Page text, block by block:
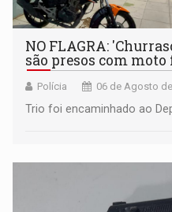
NO FLAGRA:
são presos com
Polícia 06 de Agosto
Trio foi encaminhado ao